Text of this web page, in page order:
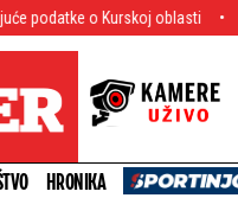
oblasti "Slava i
HRONIKA